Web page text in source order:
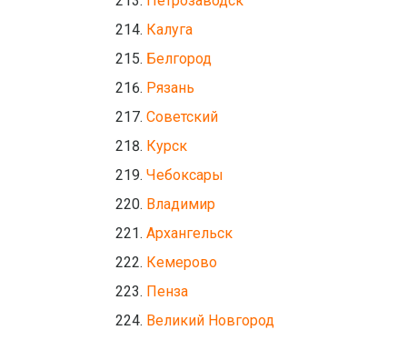
Калуга
Белгород
Рязань
Советский
Курск
Чебоксары
Владимир
Архангельск
Кемерово
Пенза
Великий Новгород